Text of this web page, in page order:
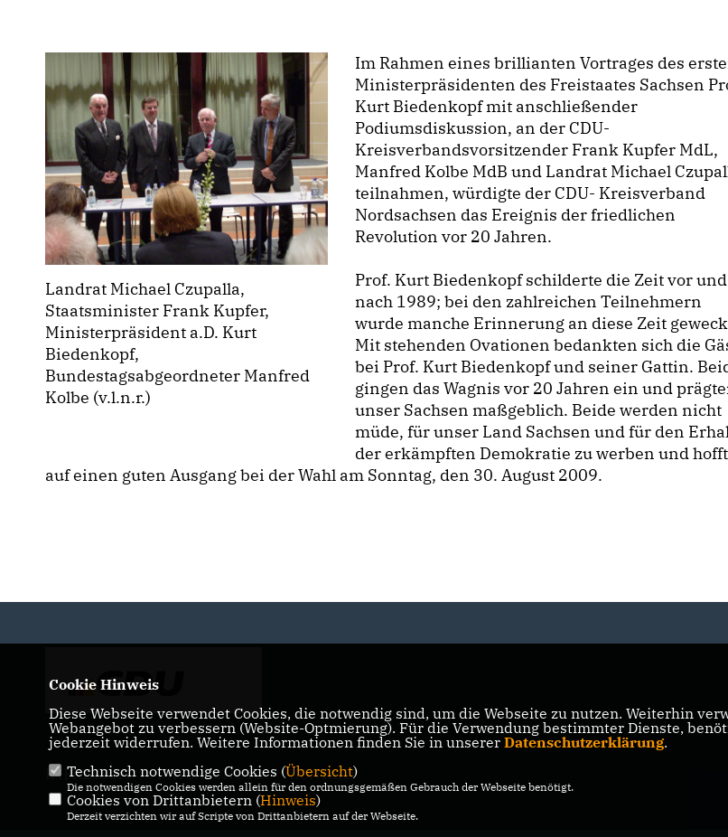
Landrat Michael Czupalla,
Staatsminister Frank Kupfer,
Ministerpräsident a.D. Kurt
Biedenkopf,
Bundestagsabgeordneter Manfred
Kolbe (v.l.n.r.)
Im Rahmen eines brillianten Vortrages des
Ministerpräsidenten des Freistaates Sachsen
Kurt Biedenkopf mit anschließender
Podiumsdiskussion, an der CDU-
Kreisverbandsvorsitzender Frank Kupfer MdL,
Manfred Kolbe MdB und Landrat Michael
teilnahmen, würdigte der CDU- Kreisverband
Nordsachsen das Ereignis der friedlichen
Revolution vor 20 Jahren.
Prof. Kurt Biedenkopf schilderte die Zeit vor und
nach 1989; bei den zahlreichen Teilnehmern
wurde manche Erinnerung an diese Zeit
Mit stehenden Ovationen bedankten sich die
bei Prof. Kurt Biedenkopf und seiner Gattin.
gingen das Wagnis vor 20 Jahren ein und
unser Sachsen maßgeblich. Beide werden nicht
müde, für unser Land Sachsen und für den
der erkämpften Demokratie zu werben und hofft
auf einen guten Ausgang bei der Wahl am Sonntag, den 30. August 2009.
IMPRESSUM DATENSCHUTZ KONTAKT
Cookie Hinweis
Diese Webseite verwendet Cookies, die notwendig sind, um die Webseite zu nutzen. Weiterhin
Webangebot zu verbessern (Website-Optmierung). Für die Verwendung bestimmter Dienste,
jederzeit widerrufen. Weitere Informationen finden Sie in unserer Datenschutzerklärung.
Technisch notwendige Cookies (Übersicht)
Die notwendigen Cookies werden allein für den ordnungsgemäßen Gebrauch der Webseite benötigt.
Cookies von Drittanbietern (Hinweis)
Derzeit verzichten wir auf Scripte von Drittanbietern auf der Webseite.